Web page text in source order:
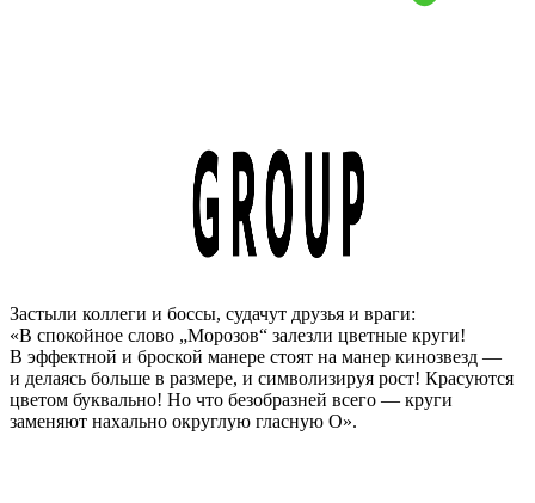
Застыли коллеги и боссы, судачут друзья и враги:
«В спокойное слово „Морозов“ залезли цветные круги!
В эффектной и броской манере стоят на манер кинозвезд —
и делаясь больше в размере, и символизируя рост! Красуются
цветом буквально! Но что безобразней всего — круги
заменяют нахально округлую гласную О».